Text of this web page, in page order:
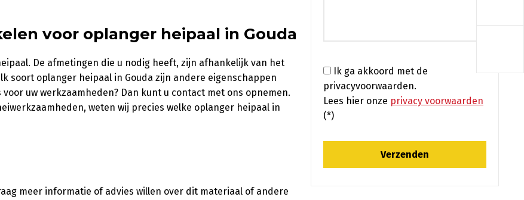
voor oplanger heipaal in Gouda
De afmetingen die u nodig heeft, zijn afhankelijk van het
soort oplanger heipaal in Gouda zijn andere eigenschappen
uw werkzaamheden? Dan kunt u contact met ons opnemen.
weten wij precies welke oplanger heipaal in
meer informatie of advies willen over dit materiaal of andere
Ik ga akkoord met de
privacyvoorwaarden.
Lees hier onze privacy voorwaarden
(*)